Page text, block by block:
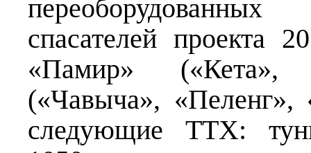
спасателей проекта
«Памир» («Кета»,
(«Чавыча»,
следующие ТТХ: